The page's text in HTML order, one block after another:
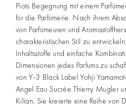
Piots Begegnung mit einem
für die Parfümerie. Nach ihrem
von Parfümeuren und
charakteristischen Stil zu
Inhaltsstoffe und einfache
Dimensionen jedes Parfums zu
von Y-3 Black Label Yohji
Angel Eau Sucrée Thierry Mugler
Kilian. Sie kreierte eine Reihe von